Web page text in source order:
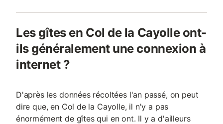
Les gîtes en Col de la Cayolle ont-
ils généralement une connexion à
internet ?
D'après les données récoltées l'an passé, on peut
dire que, en Col de la Cayolle, il n'y a pas
énormément de gîtes qui en ont. Il y a d'ailleurs